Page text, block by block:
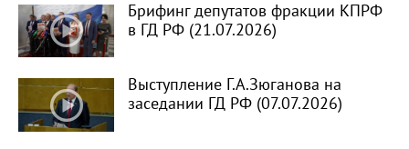
Брифинг депутатов фракции КПРФ
в ГД РФ (21.07.2026)
Выступление Г.А.Зюганова на
заседании ГД РФ (07.07.2026)